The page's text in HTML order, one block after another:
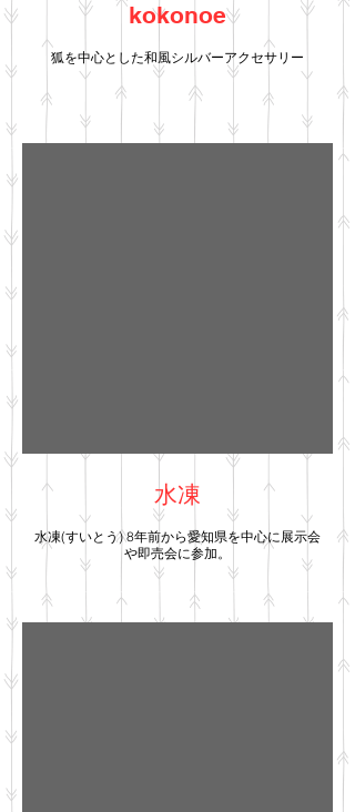
kokonoe
狐を中心とした和風シルバーアクセサリー
水凍
水凍(すいとう) 8年前から愛知県を中心に展示会
や即売会に参加。